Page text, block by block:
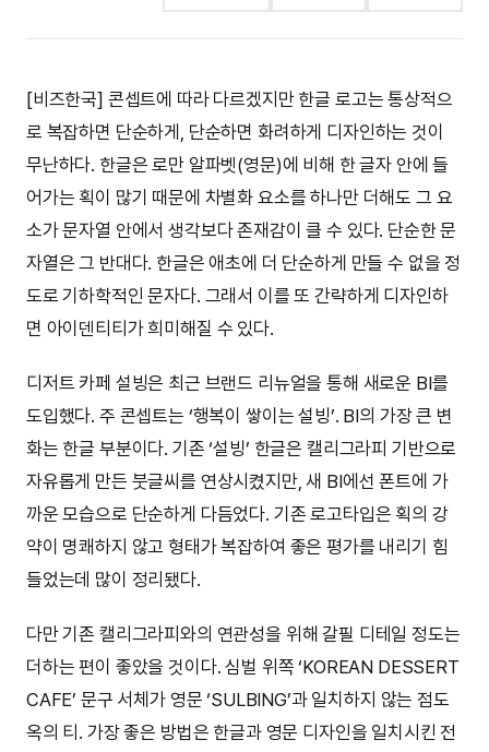
[비즈한국] 콘셉트에 따라 다르겠지만 한글 로고는 통상적으
로 복잡하면 단순하게, 단순하면 화려하게 디자인하는 것이
무난하다. 한글은 로만 알파벳(영문)에 비해 한 글자 안에 들
어가는 획이 많기 때문에 차별화 요소를 하나만 더해도 그 요
소가 문자열 안에서 생각보다 존재감이 클 수 있다. 단순한 문
자열은 그 반대다. 한글은 애초에 더 단순하게 만들 수 없을 정
도로 기하학적인 문자다. 그래서 이를 또 간략하게 디자인하
면 아이덴티티가 희미해질 수 있다.
디저트 카페 설빙은 최근 브랜드 리뉴얼을 통해 새로운 BI를
도입했다. 주 콘셉트는 ‘행복이 쌓이는 설빙’. BI의 가장 큰 변
화는 한글 부분이다. 기존 ‘설빙’ 한글은 캘리그라피 기반으로
자유롭게 만든 붓글씨를 연상시켰지만, 새 BI에선 폰트에 가
까운 모습으로 단순하게 다듬었다. 기존 로고타입은 획의 강
약이 명쾌하지 않고 형태가 복잡하여 좋은 평가를 내리기 힘
들었는데 많이 정리됐다.
다만 기존 캘리그라피와의 연관성을 위해 갈필 디테일 정도는
더하는 편이 좋았을 것이다. 심벌 위쪽 ‘KOREAN DESSERT
CAFE’ 문구 서체가 영문 ‘SULBING’과 일치하지 않는 점도
옥의 티. 가장 좋은 방법은 한글과 영문 디자인을 일치시킨 전